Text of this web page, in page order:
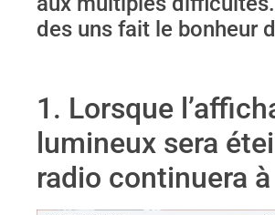
des uns fait le bonheur
1. Lorsque
lumineux sera
radio continuera